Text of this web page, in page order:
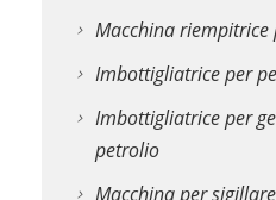
Macchina riempitrice
Imbottigliatrice per
Imbottigliatrice per
petrolio
Macchina per